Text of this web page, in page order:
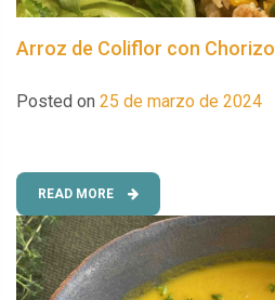
Arroz de Coliflor con Chorizo
Posted on 25 de marzo de 2024
READ MORE